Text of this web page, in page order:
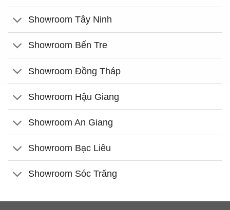
Showroom Tây Ninh
Showroom Bến Tre
Showroom Đồng Tháp
Showroom Hậu Giang
Showroom An Giang
Showroom Bạc Liêu
Showroom Sóc Trăng